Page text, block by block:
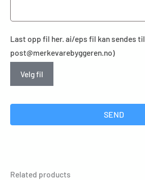
Last opp fil her. ai/eps fil kan sendes til
post@merkevarebyggeren.no)
Velg fil
SEND
Related products